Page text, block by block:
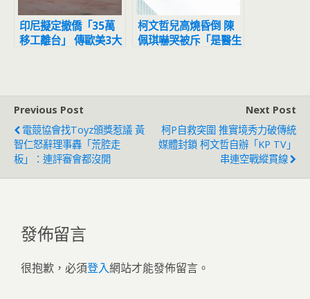
印尼擬定撤僑「35萬
移工離台」 傳歐美3大
柯文哲兒高燒昏倒 陳
佩琪嚇哭被斥「是醫生
Previous Post
電競協會找Toyz頒獎惹議 黃
智仁怒辭理事轟「荒腔走
板」：連評審會都沒開
Next Post
柯P自救突圍 推實境秀力破傳統
媒體封鎖 柯文哲自辦「KP TV」
串連空戰縱貫線
發佈留言
很抱歉，必須登入網站才能發佈留言。